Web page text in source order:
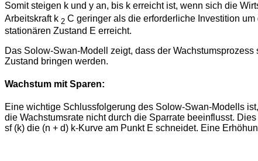
Somit steigen k und y an, bis k erreicht ist, wenn sich die
Arbeitskraft k 2 C geringer als die erforderliche Investition
stationären Zustand E erreicht.
Das Solow-Swan-Modell zeigt, dass der
Zustand bringen werden.
Wachstum mit Sparen:
Eine wichtige Schlussfolgerung des Solow-Swan-Modells
die Wachstumsrate nicht durch die Sparrate beeinflusst.
sf (k) die (n + d) k-Kurve am Punkt E schneidet. Eine